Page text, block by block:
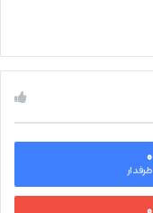
۰
طرفدار